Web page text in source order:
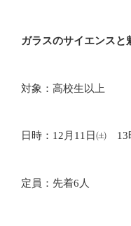
ガラスのサイエンスと
対象：高校生以上
日時：12月11日㈯ 13
定員：先着6人